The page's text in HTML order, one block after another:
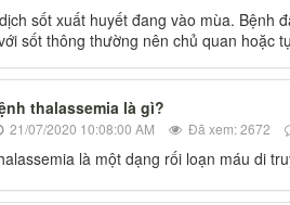
sốt xuất huyết đang vào mùa. Bệnh
sốt thông thường nên chủ quan hoặc
thalassemia là gì?
21/07/2020 10:08:00 AM Đã xem: 2672
là một dạng rối loạn máu di